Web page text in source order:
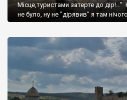
Місце,туристами затерте до
не було, ну не "дірявив" я там